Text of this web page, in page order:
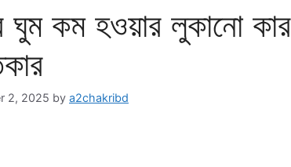
ঘুম কম হওয়ার লুকানো
2, 2025 by a2chakribd